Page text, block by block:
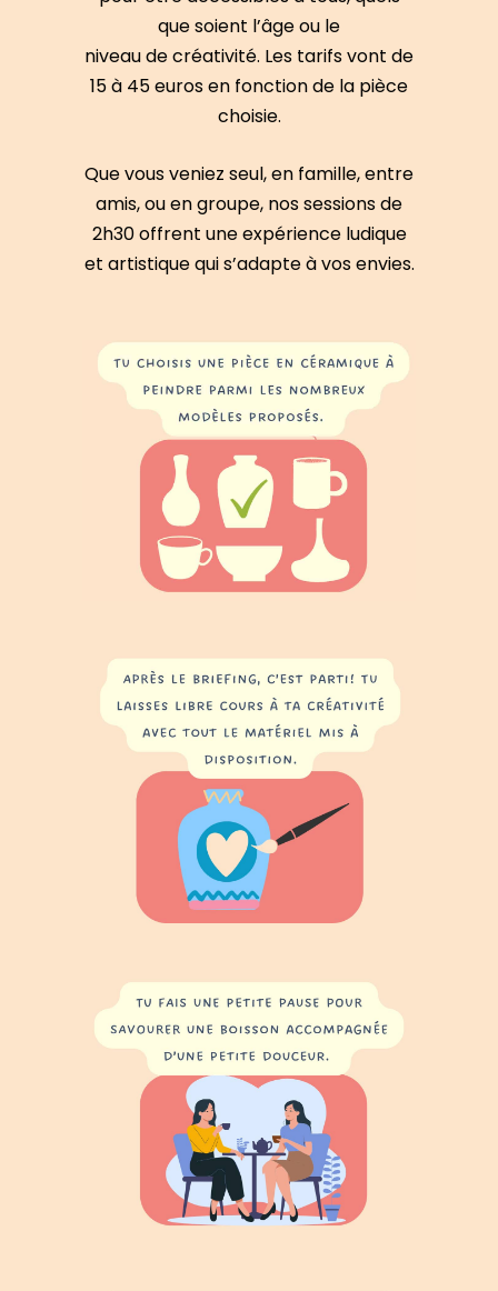
que soient l’âge ou le
niveau de créativité. Les tarifs vont de
15 à 45 euros en fonction de la pièce
choisie.
Que vous veniez seul, en famille, entre
amis, ou en groupe, nos sessionsde
2h30offrent une expérience ludique
et artistique qui s’adapte à vos envies.